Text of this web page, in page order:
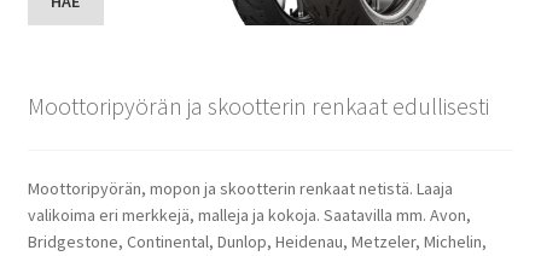
Moottoripyörän ja skootterin renkaat edullisesti
Moottoripyörän, mopon ja skootterin renkaat netistä. Laaja
valikoima eri merkkejä, malleja ja kokoja. Saatavilla mm. Avon,
Bridgestone, Continental, Dunlop, Heidenau, Metzeler, Michelin,